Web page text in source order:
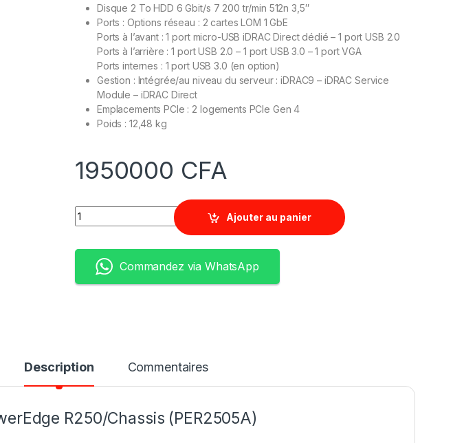
Disque 2 To HDD 6 Gbit/s 7 200 tr/min 512n 3,5″
Ports : Options réseau : 2 cartes LOM 1 GbE
Ports à l’avant : 1 port micro-USB iDRAC Direct dédié – 1 port USB 2.0
Ports à l’arrière : 1 port USB 2.0 – 1 port USB 3.0 – 1 port VGA
Ports internes : 1 port USB 3.0 (en option)
Gestion : Intégrée/au niveau du serveur : iDRAC9 – iDRAC Service
Module – iDRAC Direct
Emplacements PCIe : 2 logements PCIe Gen 4
Poids : 12,48 kg
1950000 CFA
Quantity
Ajouter au panier
Commandez via WhatsApp
Description Commentaires
R250/Chassis (PER2505A)